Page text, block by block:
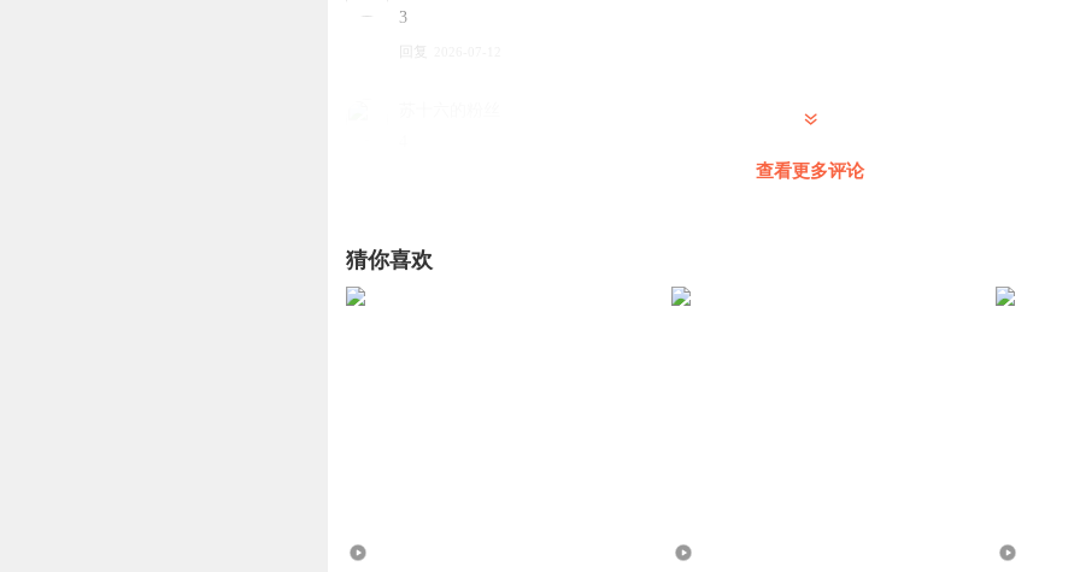
3
回复
1
查看更多评论
猜你喜欢